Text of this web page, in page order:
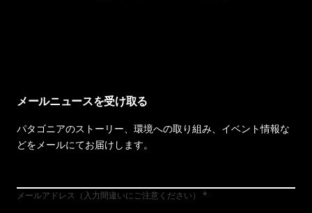
メールニュースを受け取る
パタゴニアのストーリー、環境への取り組み、イベント情報な
どをメールにてお届けします。
メールアドレス（入力間違いにご注意ください）